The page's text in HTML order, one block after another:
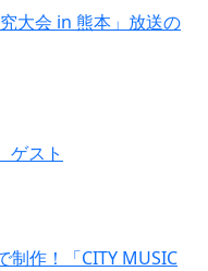
大会 in 熊本」放送の
ゲスト
制作！「CITY MUSIC